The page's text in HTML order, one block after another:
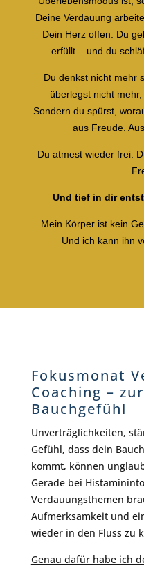
Deine Verdauung
Dein Herz offen. Du
erfüllt – und du
Du denkst nicht mehr
überlegst nicht
Sondern du spürst,
aus Freude.
Du atmest wieder frei.
Und tief in dir
Mein Körper ist kein
Und ich kann ihn
Fokusmonat
Coaching –
Bauchgefühl
Unverträglichkeiten,
Gefühl, dass dein
kommt, können
Gerade bei
Verdauungsthemen
Aufmerksamkeit und
wieder in den Fluss zu
Genau dafür habe ich